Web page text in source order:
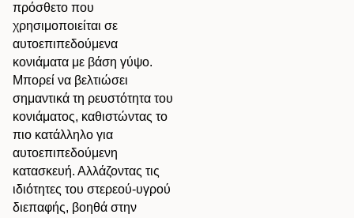
πρόσθετο που
χρησιμοποιείται σε
αυτοεπιπεδούμενα
κονιάματα με βάση γύψο.
Μπορεί να βελτιώσει
σημαντικά τη ρευστότητα του
κονιάματος, καθιστώντας το
πιο κατάλληλο για
αυτοεπιπεδούμενη
κατασκευή. Αλλάζοντας τις
ιδιότητες του στερεού-υγρού
διεπαφής, βοηθά στην